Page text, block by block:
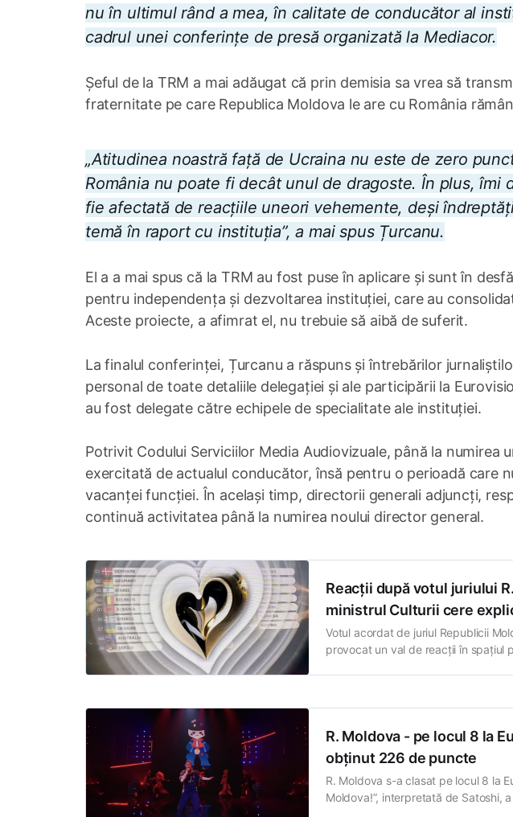
nu în ultimul rând a mea, în calitate de conducător al
cadrul unei conferințe de presă organizată la Mediacor.
Șeful de la TRM a mai adăugat că prin demisia sa vrea să
fraternitate pe care Republica Moldova le are cu România
„Atitudinea noastră față de Ucraina nu este de zero
România nu poate fi decât unul de dragoste. În plus, îmi
fie afectată de reacțiile uneori vehemente, deși
temă în raport cu instituția”, a mai spus Țurcanu.
El a a mai spus că la TRM au fost puse în aplicare și sunt în
pentru independența și dezvoltarea instituției, care au
Aceste proiecte, a afimrat el, nu trebuie să aibă de suferit.
La finalul conferinței, Țurcanu a răspuns și întrebărilor
personal de toate detaliile delegației și ale participării la
au fost delegate către echipele de specialitate ale instituției.
Potrivit Codului Serviciilor Media Audiovizuale, până la numirea
exercitată de actualul conducător, însă pentru o perioadă care
vacanței funcției. În același timp, directorii generali adjuncți,
continuă activitatea până la numirea noului director general.
Reacții după votul juriului
ministrul Culturii cere
Votul acordat de juriul Republicii
provocat un val de reacții în spațiul
R. Moldova - pe locul 8 la
obținut 226 de puncte
R. Moldova s-a clasat pe locul 8 la
Moldova!”, interpretată de Satoshi,